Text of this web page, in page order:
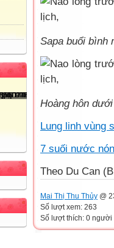
Sapa buổi bình
Hoàng hôn
Lung linh vùng
7 suối nước
Theo Du Can
Mai Thị Thu Thủy @
Số lượt xem: 263
Số lượt thích: 0 người